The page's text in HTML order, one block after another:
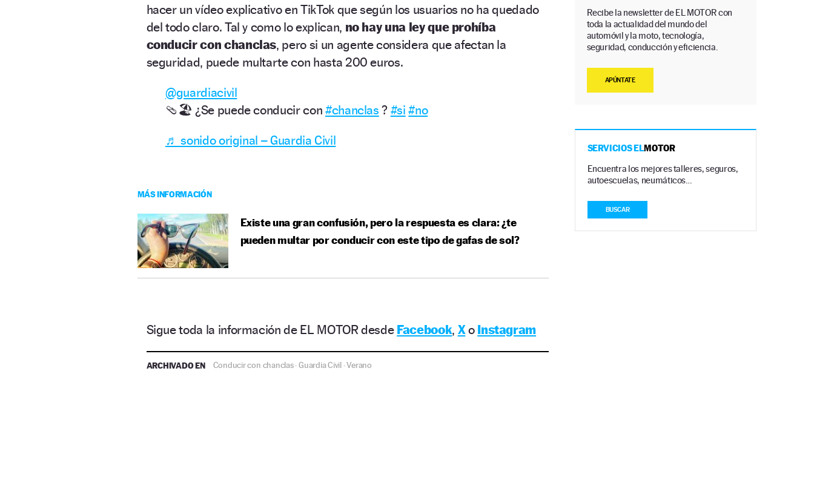
hacer un vídeo explicativo en TikTok que según los usuarios no ha quedado
del todo claro. Tal y como lo explican, no hay una ley que prohíba
conducir con chanclas, pero si un agente considera que afectan la
seguridad, puede multarte con hasta 200 euros.
@guardiacivil
🩴🏖️ ¿Se puede conducir con #chanclas ? #si #no
♬ sonido original – Guardia Civil
MÁS INFORMACIÓN
Existe una gran confusión, pero la respuesta es clara: ¿te
pueden multar por conducir con este tipo de gafas de sol?
Sigue toda la información de EL MOTOR desde Facebook, Xo Instagram
ARCHIVADO EN Conducir con chanclas·Guardia Civil ·Verano
Recibe la newsletter de EL MOTOR con
toda la actualidad del mundo del
automóvil y la moto, tecnología,
seguridad, conducción y eficiencia.
APÚNTATE
SERVICIOS ELMOTOR
Encuentra los mejores talleres, seguros,
autoescuelas, neumáticos…
BUSCAR